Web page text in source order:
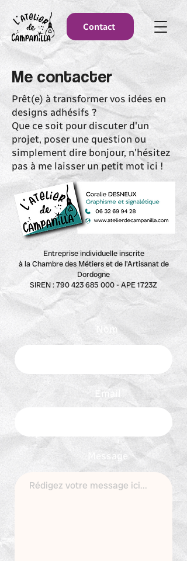
Contact
Me contacter
Prêt(e) à transformer vos idées en
designs adhésifs ?
Que ce soit pour discuter d'un
projet, poser une question ou
simplement dire bonjour, n'hésitez
pas à me laisser un petit mot ici !
Entreprise individuelle inscrite
à la Chambre des Métiers et de l'Artisanat de
Dordogne
SIREN : 790 423 685 000 - APE 1723Z
Nom
Email
Message